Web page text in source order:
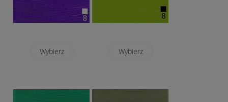
Wybierz Wybierz